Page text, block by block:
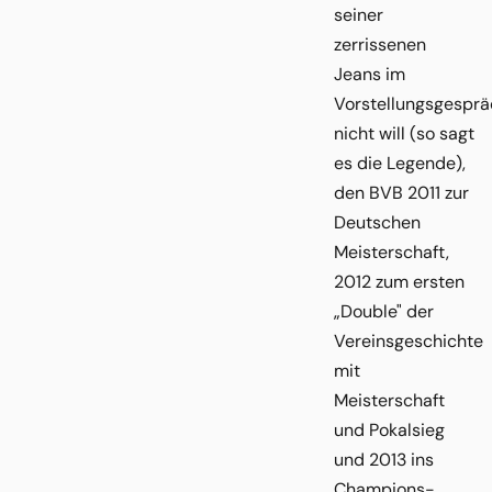
seiner
zerrissenen
Jeans im
nicht will (so sagt
es die Legende),
den BVB 2011 zur
Deutschen
Meisterschaft,
2012 zum ersten
„Double" der
Vereinsgeschichte
mit
Meisterschaft
und Pokalsieg
und 2013 ins